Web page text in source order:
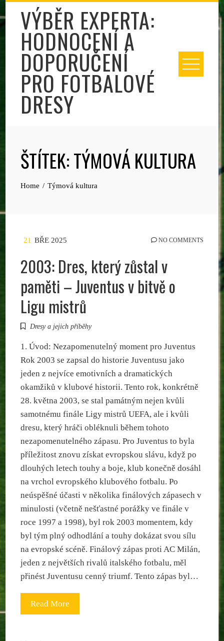
to
contentVÝBĚR EXPERTA:
HODNOCENÍ A
DOPORUČENÍ
PRO FOTBALOVÉ
DRESY
ŠTÍTEK:TÝMOVÁ KULTURA
Home Týmová kultura
21 BŘE 2025 NO COMMENTS
2003: Dres, který zůstal v
paměti – Juventus v bitvě o
Ligu mistrů
Dresy a jejich příběhy
1. Úvod: Nezapomenutelný moment pro Juventus
Rok 2003 se zapsal do historie Juventusu jako
jeden z nejvíce emotivních a dramatických
okamžiků v klubové historii. Tento rok, konkrétně
28. května 2003, se stal památným nejen kvůli
samotnému finále Ligy mistrů UEFA, ale i kvůli
dresu, který hráči obléknuli během tohoto
nezapomenutelného zápasu. Pro Juventus to byla
příležitost znovu získat evropskou slávu, když po
dlouhých letech touhy a boje, klub konečně dosáhl
na vrchol evropského klubového fotbalu. Po
neúspěšné účasti v několika finálových zápasech v
minulosti (včetně nešťastné porážky ve finále v
roce 1997 a 1998), byl rok 2003 momentem, kdy
byl tým plný odhodlání a touhy dokázat svou sílu
na evropské scéně. Finálový zápas proti AC Milán,
jeden z největších rivalů italského fotbalu, měl
přinést Juventusu cenný triumf. Tento zápas byl…
Read More